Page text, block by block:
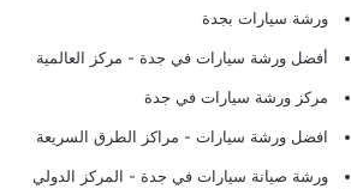
ورشة سيارات بجدة
أفضل ورشة سيارات في جدة - مركز العالمية
مركز ورشة سيارات في جدة
افضل ورشة سيارات - مراكز الطرق السريعة
ورشة صيانة سيارات في جدة - المركز الدولي